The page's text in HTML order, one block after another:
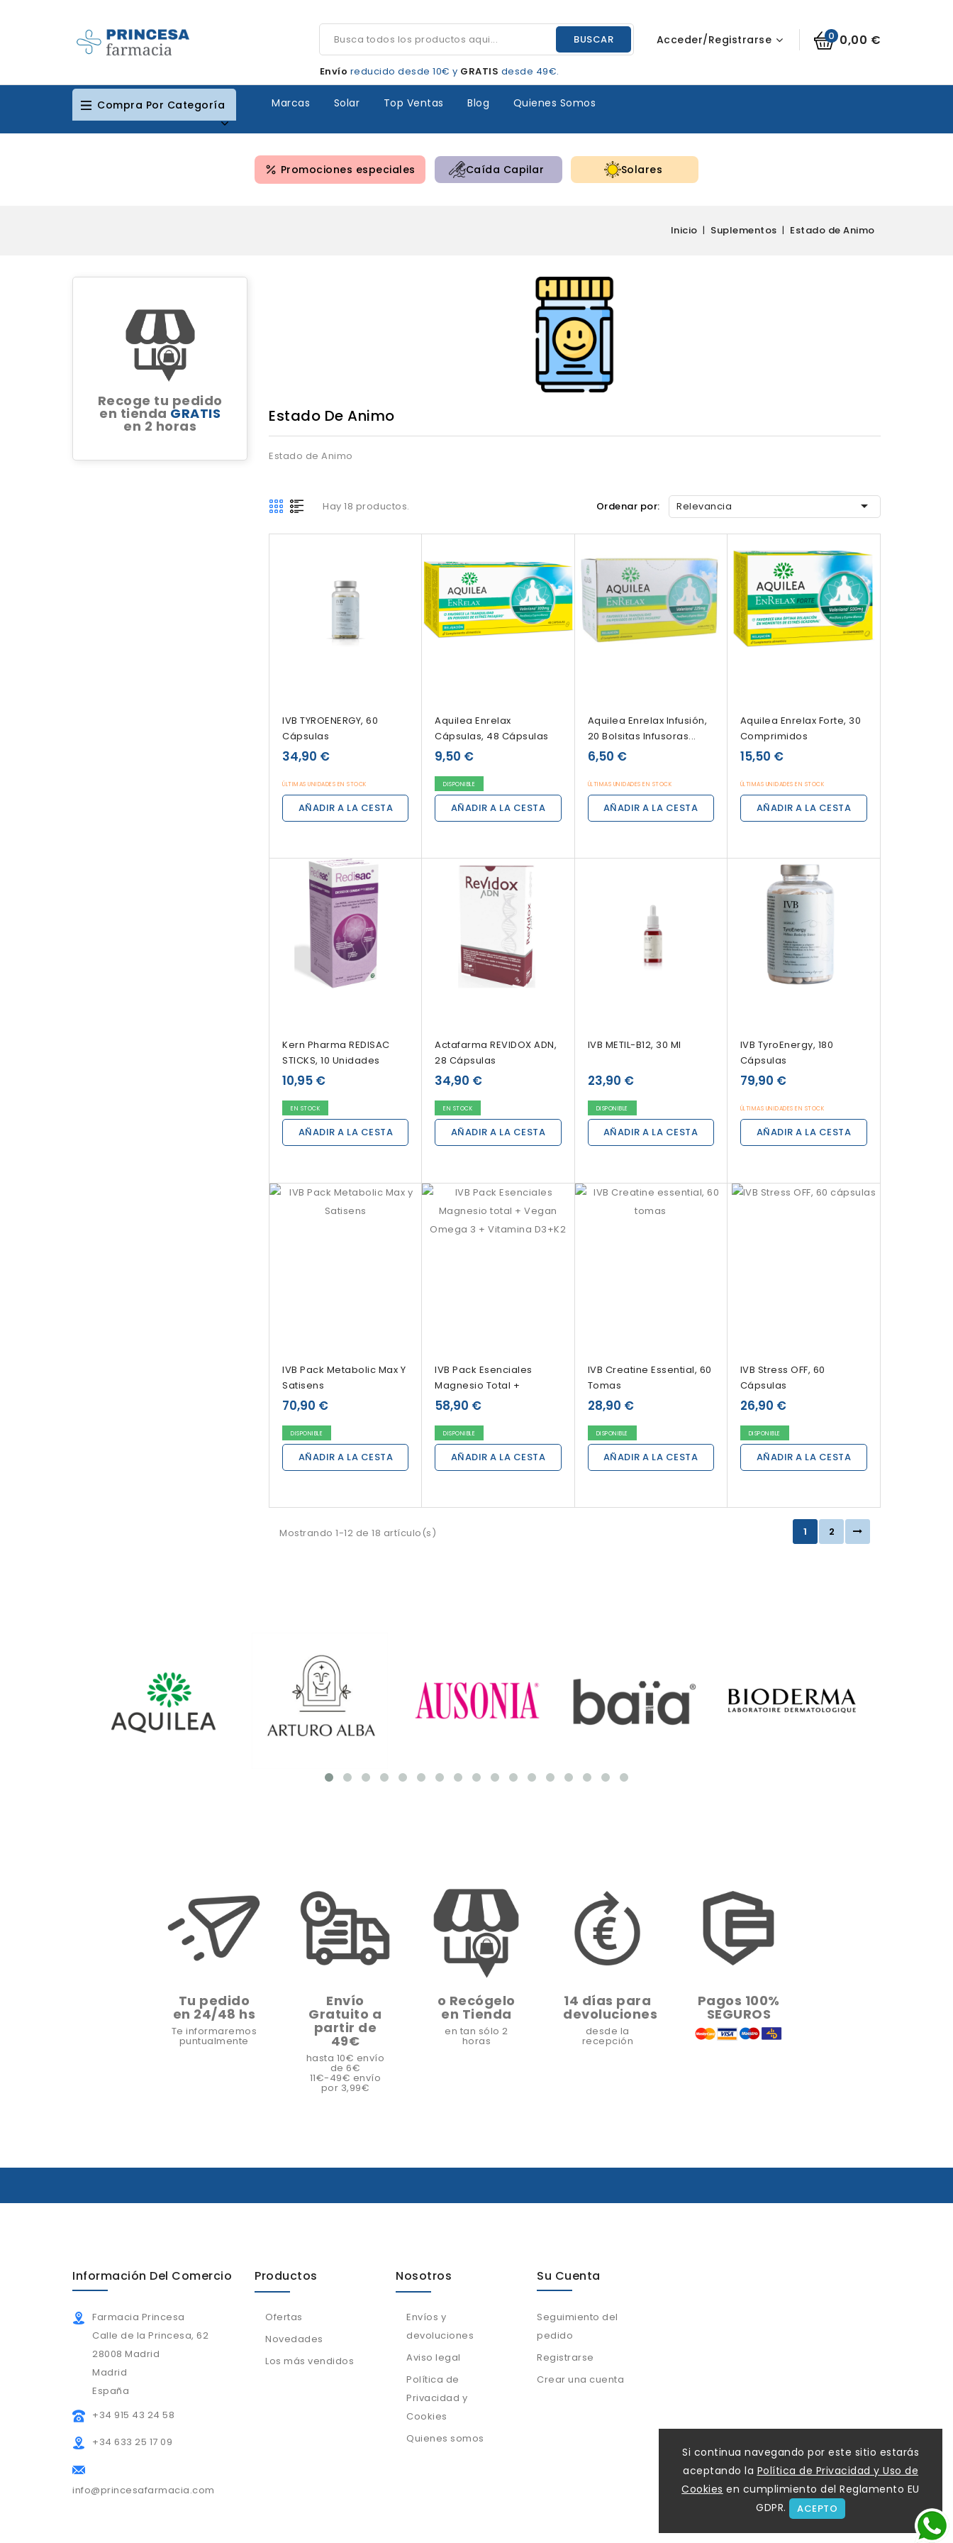
0 0,00 €
Acceder/Registrarse
BUSCAR
Envío reducido desde 10€ y GRATIS desde 49€.
Compra Por Categoría Marcas Solar Top Ventas Blog Quienes Somos
Promociones especiales Caída Capilar Solares
Inicio Suplementos Estado de Animo
Recoge tu pedido
en tienda GRATIS
en 2 horas
Estado De Animo
Estado de Animo
Hay 18 productos. Ordenar por: Relevancia 
IVB TYROENERGY, 60
Cápsulas
34,90 €
ÚLTIMAS UNIDADES EN STOCK
AÑADIR A LA CESTA
Aquilea Enrelax
Cápsulas, 48 Cápsulas
9,50 €
DISPONIBLE
AÑADIR A LA CESTA
Aquilea Enrelax Infusión,
20 Bolsitas Infusoras...
6,50 €
ÚLTIMAS UNIDADES EN STOCK
AÑADIR A LA CESTA
Aquilea Enrelax Forte, 30
Comprimidos
15,50 €
ÚLTIMAS UNIDADES EN STOCK
AÑADIR A LA CESTA
Kern Pharma REDISAC
STICKS, 10 Unidades
10,95 €
EN STOCK
AÑADIR A LA CESTA
Actafarma REVIDOX ADN,
28 Cápsulas
34,90 €
EN STOCK
AÑADIR A LA CESTA
IVB METIL-B12, 30 Ml
23,90 €
DISPONIBLE
AÑADIR A LA CESTA
IVB TyroEnergy, 180
Cápsulas
79,90 €
ÚLTIMAS UNIDADES EN STOCK
AÑADIR A LA CESTA
IVB Pack Metabolic Max Y
Satisens
70,90 €
DISPONIBLE
AÑADIR A LA CESTA
IVB Pack Esenciales
Magnesio Total +
Vegan...
58,90 €
DISPONIBLE
AÑADIR A LA CESTA
IVB Creatine Essential, 60
Tomas
28,90 €
DISPONIBLE
AÑADIR A LA CESTA
IVB Stress OFF, 60
Cápsulas
26,90 €
DISPONIBLE
AÑADIR A LA CESTA
Mostrando 1-12 de 18 artículo(s) 1 2
Tu pedido
en 24/48 hs
Te informaremos
puntualmente
Envío
Gratuito a
partir de
49€
hasta 10€ envío
de 6€
11€-49€ envío
por 3,99€
o Recógelo
en Tienda
en tan sólo 2
horas
14 días para
devoluciones
desde la
recepción
Pagos 100%
SEGUROS
Información Del Comercio
Farmacia Princesa
Calle de la Princesa, 62
28008 Madrid
Madrid
España
+34 915 43 24 58
+34 633 25 17 09
info@princesafarmacia.com
Productos
Ofertas
Novedades
Los más vendidos
Nosotros
Envíos y
devoluciones
Aviso legal
Política de
Privacidad y
Cookies
Quienes somos
Su Cuenta
Seguimiento del
pedido
Registrarse
Crear una cuenta
Si continua navegando por este sitio estarás
aceptando la Política de Privacidad y Uso de
Cookies en cumplimiento del Reglamento EU
GDPR.
ACEPTO